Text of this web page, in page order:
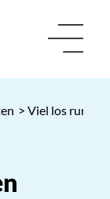
> Viel los rund